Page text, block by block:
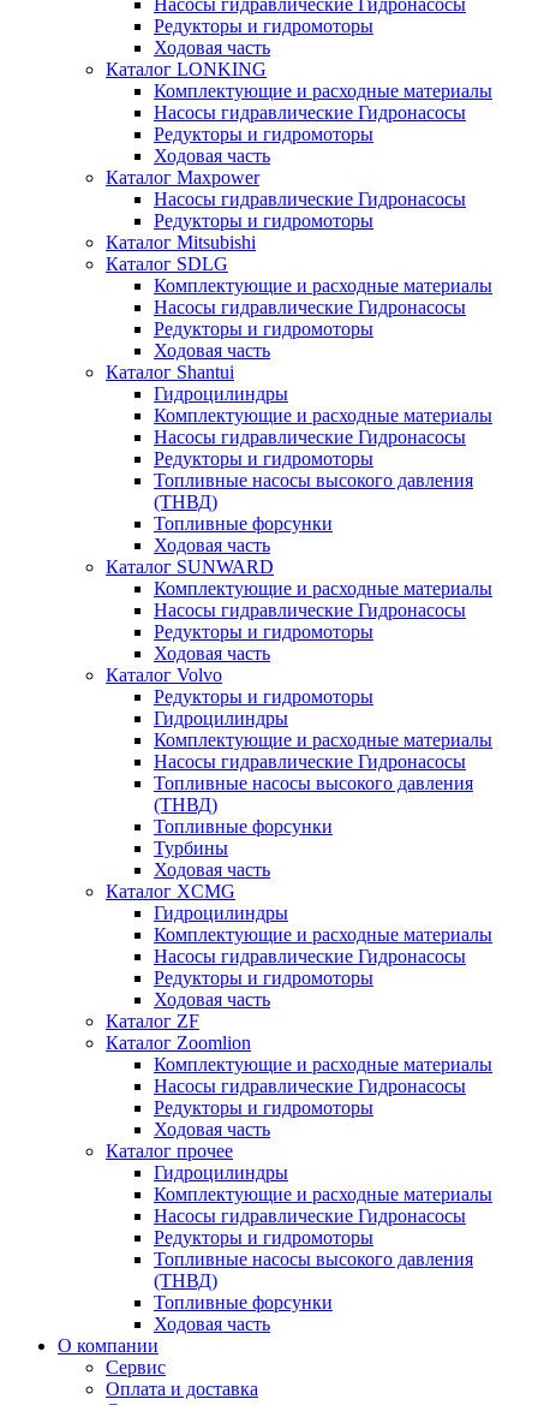
Насосы гидравлические Гидронасосы
Редукторы и гидромоторы
Ходовая часть
Каталог LONKING
Комплектующие и расходные материалы
Насосы гидравлические Гидронасосы
Редукторы и гидромоторы
Ходовая часть
Каталог Maxpower
Насосы гидравлические Гидронасосы
Редукторы и гидромоторы
Каталог Mitsubishi
Каталог SDLG
Комплектующие и расходные материалы
Насосы гидравлические Гидронасосы
Редукторы и гидромоторы
Ходовая часть
Каталог Shantui
Гидроцилиндры
Комплектующие и расходные материалы
Насосы гидравлические Гидронасосы
Редукторы и гидромоторы
Топливные насосы высокого давления
(ТНВД)
Топливные форсунки
Ходовая часть
Каталог SUNWARD
Комплектующие и расходные материалы
Насосы гидравлические Гидронасосы
Редукторы и гидромоторы
Ходовая часть
Каталог Volvo
Редукторы и гидромоторы
Гидроцилиндры
Комплектующие и расходные материалы
Насосы гидравлические Гидронасосы
Топливные насосы высокого давления
(ТНВД)
Топливные форсунки
Турбины
Ходовая часть
Каталог XCMG
Гидроцилиндры
Комплектующие и расходные материалы
Насосы гидравлические Гидронасосы
Редукторы и гидромоторы
Ходовая часть
Каталог ZF
Каталог Zoomlion
Комплектующие и расходные материалы
Насосы гидравлические Гидронасосы
Редукторы и гидромоторы
Ходовая часть
Каталог прочее
Гидроцилиндры
Комплектующие и расходные материалы
Насосы гидравлические Гидронасосы
Редукторы и гидромоторы
Топливные насосы высокого давления
(ТНВД)
Топливные форсунки
Ходовая часть
О компании
Сервис
Оплата и доставка